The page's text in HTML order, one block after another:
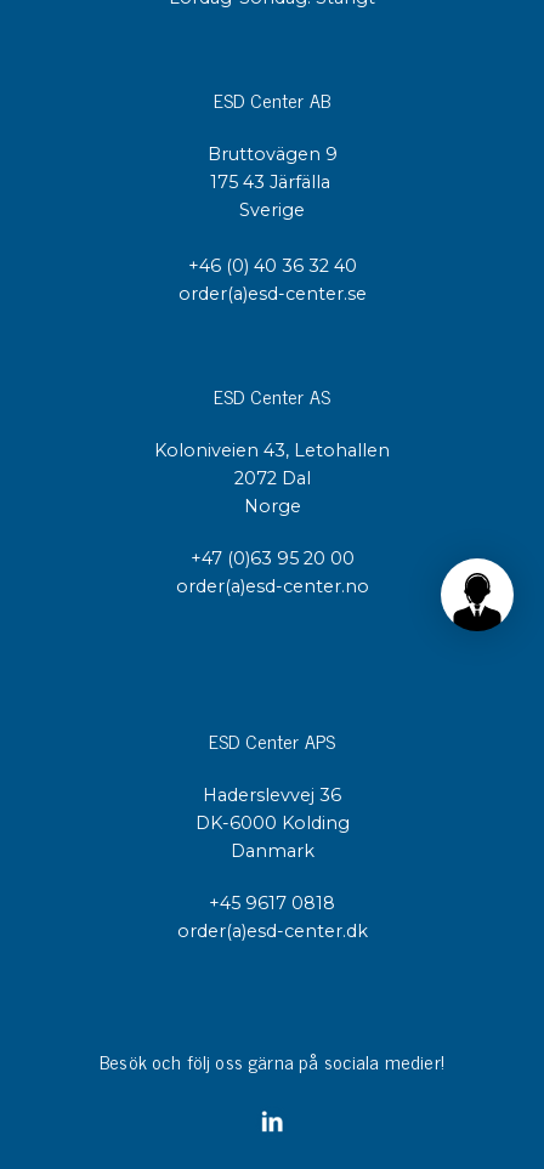
ESD Center AB
Bruttovägen 9
175 43 Järfälla
Sverige
+46 (0) 40 36 32 40
order(a)esd-center.se
ESD Center AS
Koloniveien 43, Letohallen
2072 Dal
Norge
+47 (0)63 95 20 00
order(a)esd-center.no
ESD Center APS
Haderslevvej 36
DK-6000 Kolding
Danmark
+45 9617 0818
order(a)esd-center.dk
Besök och följ oss gärna på sociala medier!